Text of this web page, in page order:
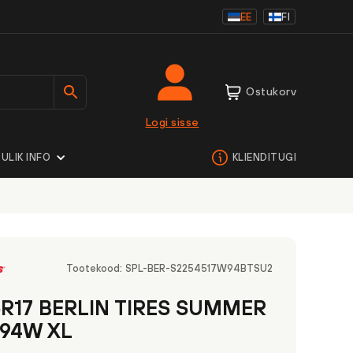
EE FI
Logi sisse
Ostukorv
INFO KLIENDITUGI
Tootekood: SPL-BER-S2254517W94BTSU2
BERLIN TIRES SUMMER
XL